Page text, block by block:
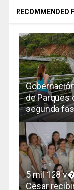
RECOMMENDED
de Parques
segunda
5 mil 128
Cesar